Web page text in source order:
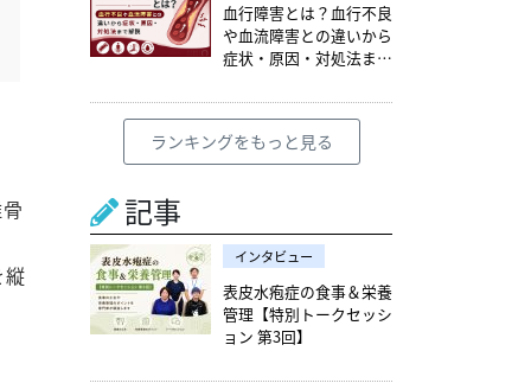
血行障害とは？血行不良
や血流障害との違いから
症状・原因・対処法まで
ランキングをもっと見る
記事
インタビュー
表皮水疱症の食事＆栄養
管理【特別トークセッシ
ョン 第3回】